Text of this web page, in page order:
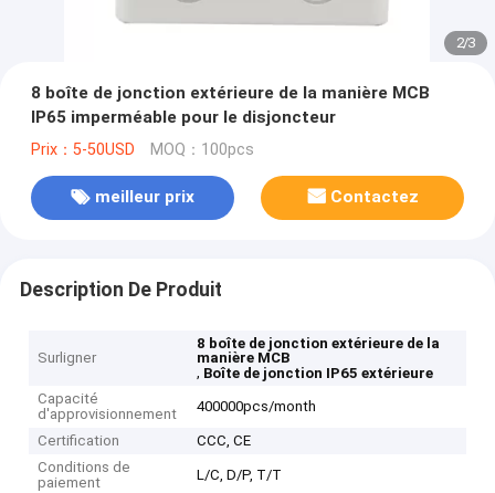
2/3
8 boîte de jonction extérieure de la manière MCB
IP65 imperméable pour le disjoncteur
Prix：5-50USD MOQ：100pcs
meilleur prix Contactez
Description De Produit
Surligner
8 boîte de jonction extérieure de la
manière MCB
, Boîte de jonction IP65 extérieure
Capacité
d'approvisionnement
400000pcs/month
Certification
CCC, CE
Conditions de
paiement
L/C, D/P, T/T